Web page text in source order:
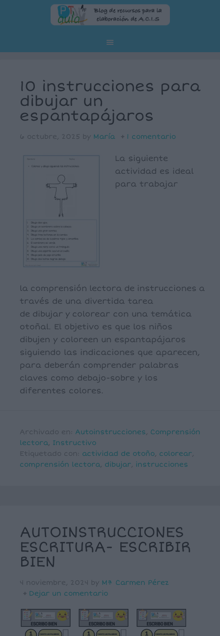
10 instrucciones para
dibujar un
espantapájaros
6 octubre, 2025 by María 1 comentario
La siguiente
actividad es ideal
para trabajar
la comprensión lectora de instrucciones a
través de una divertida tarea
de dibujar y colorear con una temática
otoñal. El objetivo es que los niños
dibujen y coloreen un espantapájaros
siguiendo las indicaciones que aparecen,
para deberán comprender palabras
claves como debajo-sobre y los
diferentes colores.
Archivado en: Autoinstrucciones, Comprensión
lectora, Instructivo
Etiquetado con: actividad de otoño, colorear,
comprensión lectora, dibujar, instrucciones
AUTOINSTRUCCIONES
ESCRITURA- ESCRIBIR
BIEN
4 noviembre, 2024 by Mª Carmen Pérez
Dejar un comentario